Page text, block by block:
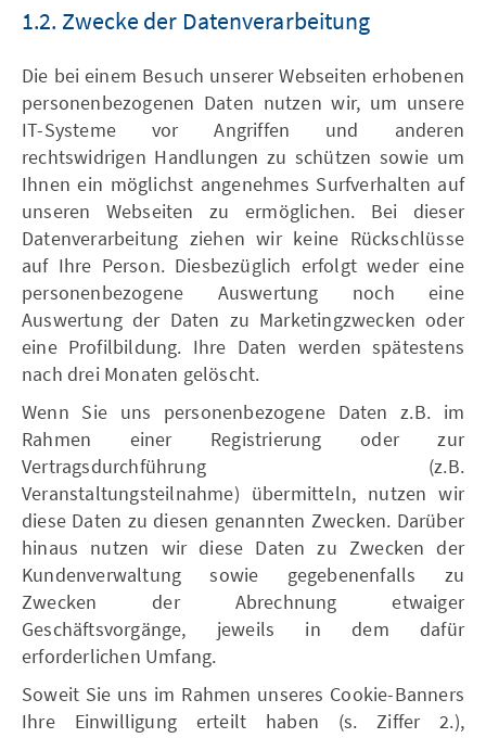
1.2. Zwecke der Datenverarbeitung
Die bei einem Besuch unserer Webseiten erhobenen
personenbezogenen Daten nutzen wir, um unsere
IT-Systeme vor Angriffen und anderen
rechtswidrigen Handlungen zu schützen sowie um
Ihnen ein möglichst angenehmes Surfverhalten auf
unseren Webseiten zu ermöglichen. Bei dieser
Datenverarbeitung ziehen wir keine Rückschlüsse
auf Ihre Person. Diesbezüglich erfolgt weder eine
personenbezogene Auswertung noch eine
Auswertung der Daten zu Marketingzwecken oder
eine Profilbildung. Ihre Daten werden spätestens
nach drei Monaten gelöscht.
Wenn Sie uns personenbezogene Daten z.B. im
Rahmen einer Registrierung oder zur
Vertragsdurchführung (z.B.
Veranstaltungsteilnahme) übermitteln, nutzen wir
diese Daten zu diesen genannten Zwecken. Darüber
hinaus nutzen wir diese Daten zu Zwecken der
Kundenverwaltung sowie gegebenenfalls zu
Zwecken der Abrechnung etwaiger
Geschäftsvorgänge, jeweils in dem dafür
erforderlichen Umfang.
Soweit Sie uns im Rahmen unseres Cookie-Banners
Ihre Einwilligung erteilt haben (s. Ziffer 2.),